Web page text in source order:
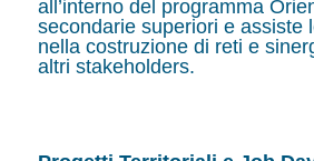
all’interno del programma
secondarie superiori e assiste
nella costruzione di reti e
altri stakeholders.